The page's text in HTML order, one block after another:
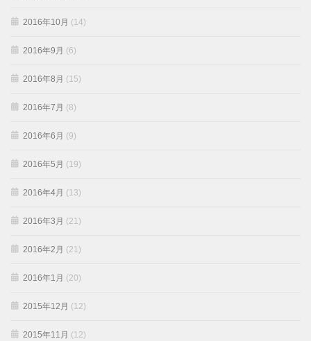
2016年10月 (14)
2016年9月 (6)
2016年8月 (15)
2016年7月 (8)
2016年6月 (9)
2016年5月 (19)
2016年4月 (13)
2016年3月 (21)
2016年2月 (21)
2016年1月 (20)
2015年12月 (12)
2015年11月 (12)